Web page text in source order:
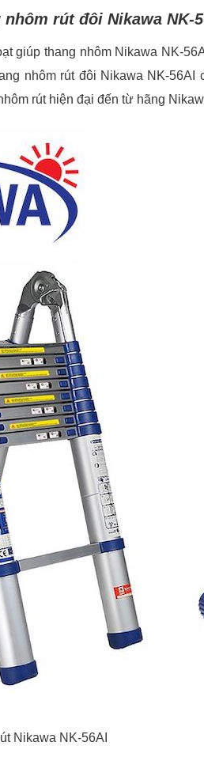
rút đôi Nikawa NK-
giúp thang nhôm Nikawa NK-
nhôm rút đôi Nikawa NK-
rút hiện đại đến từ hãng
Nikawa NK-56AI